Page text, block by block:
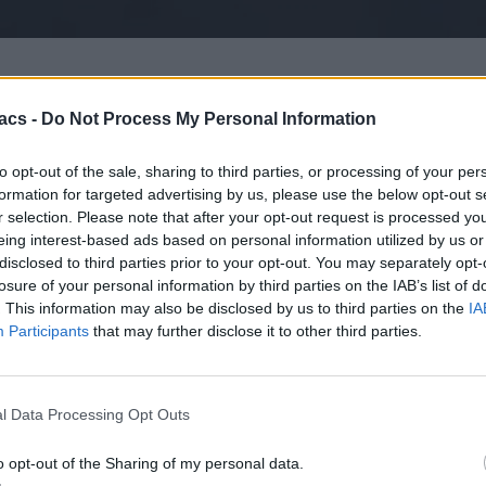
- Do Not Process My Personal Information
opt-out of the sale, sharing to third parties, or processing of your
for targeted advertising by us, please use the below opt-out
selection. Please note that after your opt-out request is processed
interest-based ads based on personal information utilized by us
to third parties prior to your opt-out. You may separately
of your personal information by third parties on the IAB’s list of
This information may also be disclosed by us to third parties on the
Participants that may further disclose it to other third parties.
Data Processing Opt Outs
opt-out of the Sharing of my personal data.
με αποδοτικότερη κατανάλωση καυσίμου, κάτι που δεν
από προεπιλογή τις διαδρομές που εξασφαλίζουν
πλοήγησης στην εφαρμογή, απενεργοποιώντας την